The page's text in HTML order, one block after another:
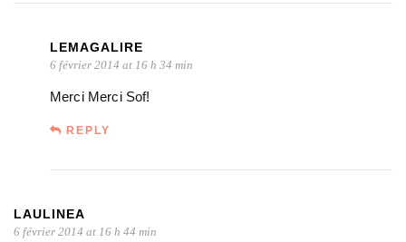
LEMAGALIRE
6 février 2014 at 16 h 34 min
Merci Merci Sof!
REPLY
LAULINEA
6 février 2014 at 16 h 44 min